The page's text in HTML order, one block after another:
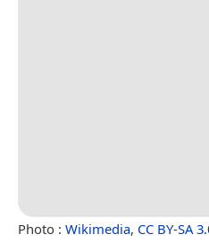
Photo : Wikimedia, CC BY-SA